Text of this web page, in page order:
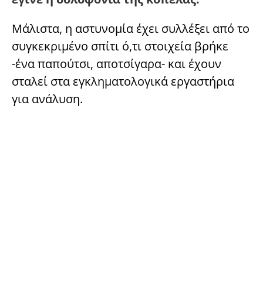
Μάλιστα, η αστυνομία έχει συλλέξει από το
συγκεκριμένο σπίτι ό,τι στοιχεία βρήκε
-ένα παπούτσι, αποτσίγαρα- και έχουν
σταλεί στα εγκληματολογικά εργαστήρια
για ανάλυση.